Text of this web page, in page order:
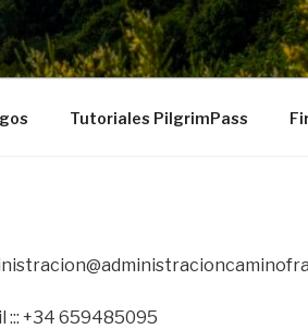
Tutoriales PilgrimPass
::: +34 659485095